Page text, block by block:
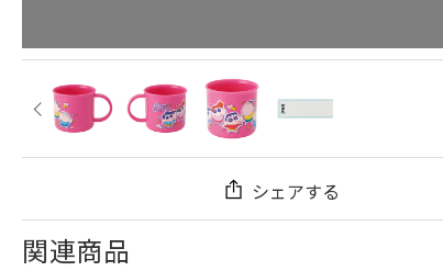
シェアする
関連商品